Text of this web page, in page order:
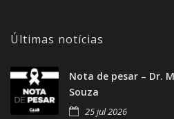
Últimas notícias
Nota de pesar – Dr.
Souza
25 jul 2026